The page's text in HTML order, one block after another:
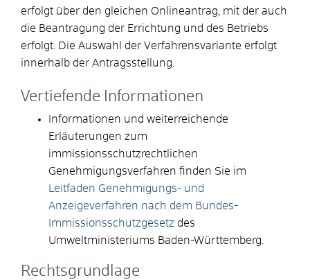
erfolgt über den gleichen Onlineantrag, mit der auch
die Beantragung der Errichtung und des Betriebs
erfolgt . Die Auswahl der Verfahrensvariante erfolgt
innerhalb der Antragsstellung.
Vertiefende Informationen
Informationen und weiterreichende
Erläuterungen zum
immissionsschutzrechtlichen
Genehmigungsverfahren finden Sie im
Leitfaden Genehmigungs- und
Anzeigeverfahren nach dem Bundes-
Immissionsschutzgesetz des
Umweltministeriums Baden-Württemberg.
Rechtsgrundlage